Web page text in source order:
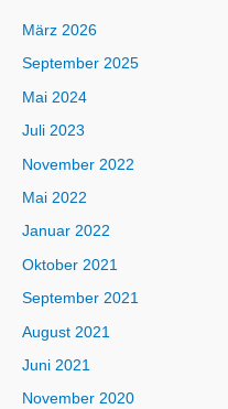
März 2026
September 2025
Mai 2024
Juli 2023
November 2022
Mai 2022
Januar 2022
Oktober 2021
September 2021
August 2021
Juni 2021
November 2020